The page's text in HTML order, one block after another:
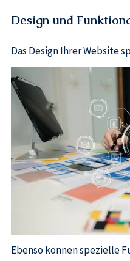
Design und
Das Design Ihrer Website
Ebenso können spezielle